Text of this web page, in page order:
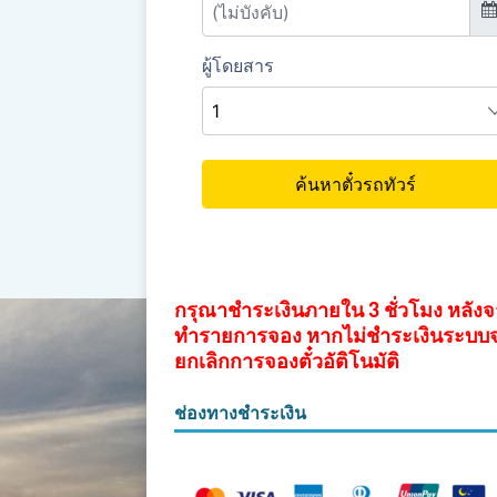
กรุณาชำระเงินภายใน 3 ชั่วโมง หลัง
ทำรายการจอง หากไม่ชำระเงินระบบ
ยกเลิกการจองตั๋วอัติโนมัติ
ช่องทางชำระเงิน